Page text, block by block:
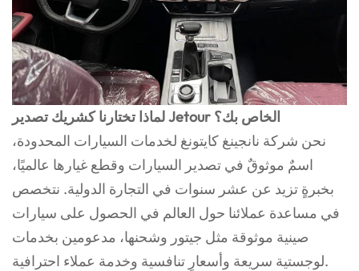
لماذا تختارنا كشريك تصدير Jetour الخاص بك؟
نحن شركة نانجينغ كايتونغ لخدمات السيارات المحدودة،
اسمٌ موثوقٌ في تصدير السيارات وقطع غيارها عالميًا،
بخبرةٍ تزيد عن عشر سنوات في التجارة الدولية. نتخصص
في مساعدة عملائنا حول العالم في الحصول على سيارات
صينية موثوقة مثل جيتور وشحنها، مدعومين بخدمات
لوجستية سريعة وأسعارٍ تنافسية وخدمة عملاء احترافية.